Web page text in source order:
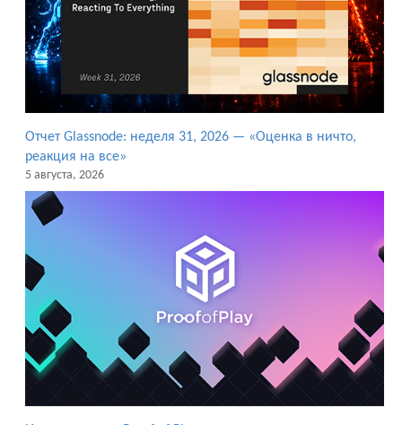
Отчет Glassnode: неделя 31, 2026 — «Оценка в ничто,
реакция на все»
5 августа, 2026